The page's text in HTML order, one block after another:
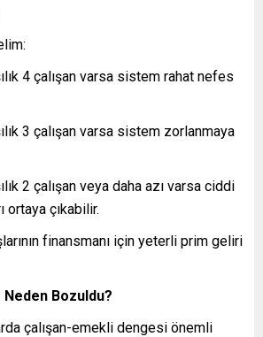
4 çalışan varsa sistem rahat nefes
3 çalışan varsa sistem zorlanmaya
2 çalışan veya daha azı varsa ciddi
ortaya çıkabilir.
finansmanı için yeterli prim geliri
Neden Bozuldu?
çalışan-emekli dengesi önemli